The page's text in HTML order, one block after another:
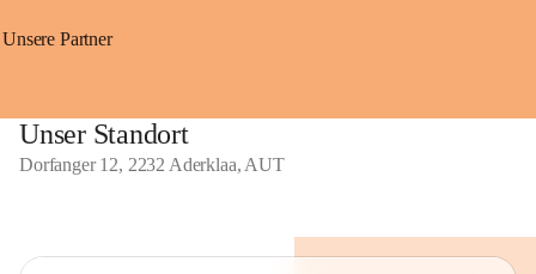
Unsere Partner
Unser Standort
Dorfanger 12, 2232 Aderklaa, AUT